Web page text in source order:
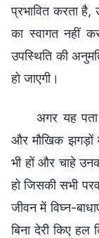
प्रभावित करता है,
का स्वागत नहीं
उपस्थिति की
हो जाएगी।
अगर यह
और मौखिक झगड़ों
भी हों और चाहे
हो जिसकी सभी
जीवन में विघ्न-
बिना देरी किए हल